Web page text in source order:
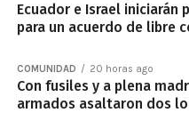
Ecuador e Israel iniciarán
para un acuerdo de libre
COMUNIDAD 20 horas ago
Con fusiles y a plena
armados asaltaron dos